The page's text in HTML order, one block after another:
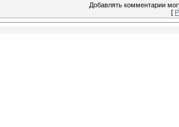
Добавлять комментарии
[